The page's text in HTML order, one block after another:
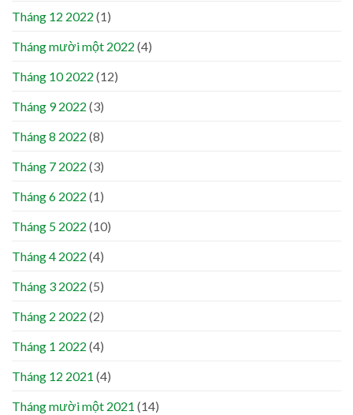
Tháng 12 2022 (1)
Tháng mười một 2022 (4)
Tháng 10 2022 (12)
Tháng 9 2022 (3)
Tháng 8 2022 (8)
Tháng 7 2022 (3)
Tháng 6 2022 (1)
Tháng 5 2022 (10)
Tháng 4 2022 (4)
Tháng 3 2022 (5)
Tháng 2 2022 (2)
Tháng 1 2022 (4)
Tháng 12 2021 (4)
Tháng mười một 2021 (14)